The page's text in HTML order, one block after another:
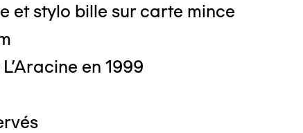
et stylo bille sur carte mince
en 1999